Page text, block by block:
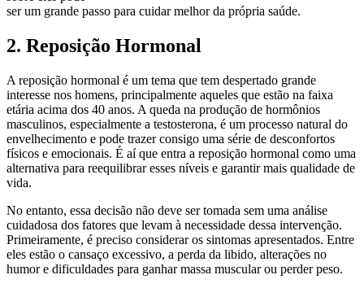
ser um grande passo para cuidar melhor da própria saúde.
2. Reposição Hormonal
A reposição hormonal é um tema que tem despertado grande
interesse nos homens, principalmente aqueles que estão na faixa
etária acima dos 40 anos. A queda na produção de hormônios
masculinos, especialmente a testosterona, é um processo natural do
envelhecimento e pode trazer consigo uma série de desconfortos
físicos e emocionais. É aí que entra a reposição hormonal como uma
alternativa para reequilibrar esses níveis e garantir mais qualidade de
vida.
No entanto, essa decisão não deve ser tomada sem uma análise
cuidadosa dos fatores que levam à necessidade dessa intervenção.
Primeiramente, é preciso considerar os sintomas apresentados. Entre
eles estão o cansaço excessivo, a perda da libido, alterações no
humor e dificuldades para ganhar massa muscular ou perder peso.